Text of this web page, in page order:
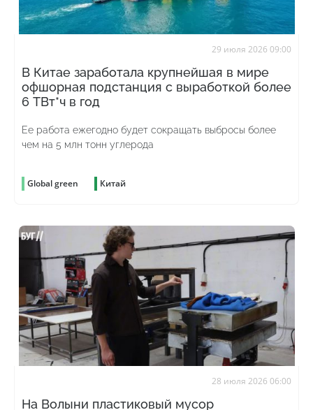
29 июля 2026 09:00
В Китае заработала крупнейшая в мире
офшорная подстанция с выработкой более
6 ТВт*ч в год
Ее работа ежегодно будет сокращать выбросы более
чем на 5 млн тонн углерода
Global green Китай
28 июля 2026 06:00
На Волыни пластиковый мусор